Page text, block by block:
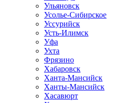
Ульяновск
Усолье-Сибирское
Уссурийск
Усть-Илимск
Уфа
Ухта
Фрязино
Хабаровск
Ханта-Мансийск
Ханты-Мансийск
Хасавюрт